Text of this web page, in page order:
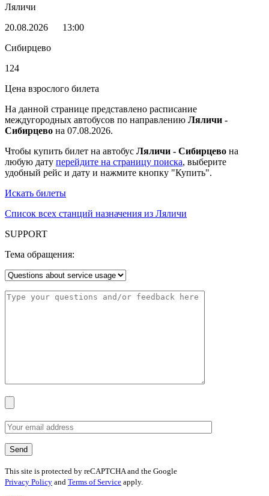
Ляличи
20.08.2026
13:00
Сибирцево
124
Цена взрослого билета
На данной странице представлено расписание
междугородных автобусов по направлению Ляличи -
Сибирцево на 07.08.2026.
Чтобы купить билет на автобус Ляличи - Сибирцево на
любую дату перейдите на страницу поиска, выберите
удобный рейс и дату и нажмите кнопку "Купить".
Искать билеты
Список всех станций назначения из Ляличи
SUPPORT
Тема обращения:
This site is protected by reCAPTCHA and the Google
Privacy Policy and Terms of Service apply.